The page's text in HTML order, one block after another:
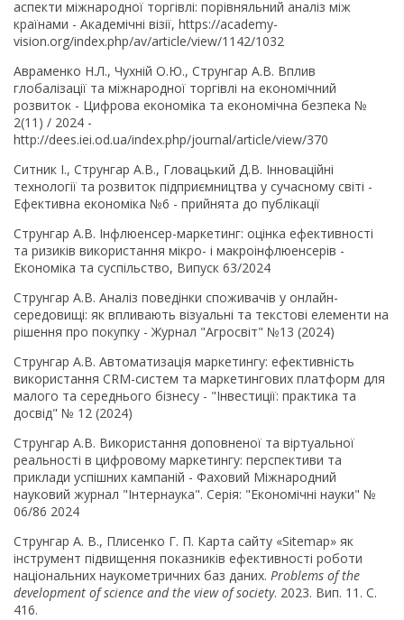
аспекти міжнародної торгівлі: порівняльний аналіз між
країнами - Академічні візії, https://academy-
vision.org/index.php/av/article/view/1142/1032
Авраменко Н.Л., Чухній О.Ю., Струнгар А.В. Вплив
глобалізації та міжнародної торгівлі на економічний
розвиток - Цифрова економіка та економічна безпека №
2(11) / 2024 -
http://dees.iei.od.ua/index.php/journal/article/view/370
Ситник І., Струнгар А.В., Гловацький Д.В. Інноваційні
технології та розвиток підприємництва у сучасному світі -
Ефективна економіка №6 - прийнята до публікації
Струнгар А.В. Інфлюенсер-маркетинг: оцінка ефективності
та ризиків використання мікро- і макроінфлюенсерів -
Економіка та суспільство, Випуск 63/2024
Струнгар А.В. Аналіз поведінки споживачів у онлайн-
середовищі: як впливають візуальні та текстові елементи на
рішення про покупку - Журнал "Агросвіт" №13 (2024)
Струнгар А.В. Автоматизація маркетингу: ефективність
використання CRM-систем та маркетингових платформ для
малого та середнього бізнесу - "Інвестиції: практика та
досвід" № 12 (2024)
Струнгар А.В. Використання доповненої та віртуальної
реальності в цифровому маркетингу: перспективи та
приклади успішних кампаній - Фаховий Міжнародний
науковий журнал "Інтернаука". Серія: "Економічні науки" №
06/86 2024
Струнгар А. В., Плисенко Г. П. Карта сайту «Sitemap» як
інструмент підвищення показників ефективності роботи
національних наукометричних баз даних. Problems of the
development of science and the view of society. 2023. Вип. 11. С.
416.